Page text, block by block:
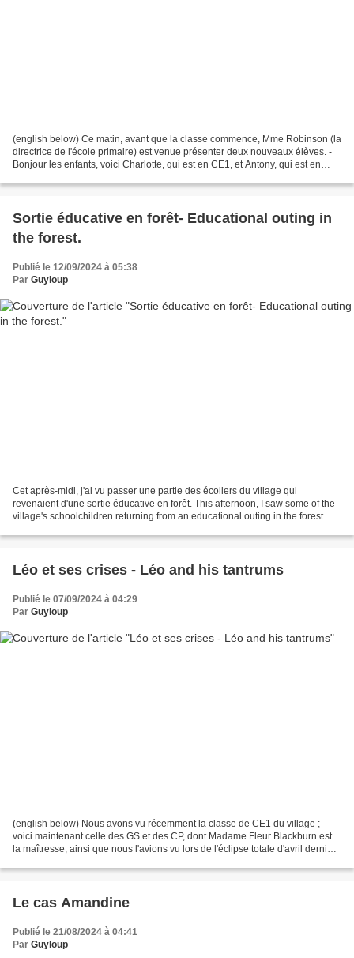
(english below) Ce matin, avant que la classe commence, Mme Robinson (la
directrice de l'école primaire) est venue présenter deux nouveaux élèves. -
Bonjour les enfants, voici Charlotte, qui est en CE1, et Antony, qui est en
Sortie éducative en forêt- Educational outing in
the forest.
Publié le 12/09/2024 à 05:38
Par Guyloup
Cet après-midi, j'ai vu passer une partie des écoliers du village qui
revenaient d'une sortie éducative en forêt. This afternoon, I saw some of the
village's schoolchildren returning from an educational outing in the forest.
Léo et ses crises - Léo and his tantrums
Publié le 07/09/2024 à 04:29
Par Guyloup
(english below) Nous avons vu récemment la classe de CE1 du village ;
voici maintenant celle des GS et des CP, dont Madame Fleur Blackburn est
la maîtresse, ainsi que nous l'avions vu lors de l'éclipse totale d'avril dernier
Le cas Amandine
Publié le 21/08/2024 à 04:41
Par Guyloup